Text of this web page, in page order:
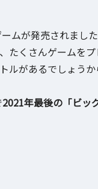
ムが発売されました
たくさんゲームを
ルがあるでしょう
2021年最後の「ビッ